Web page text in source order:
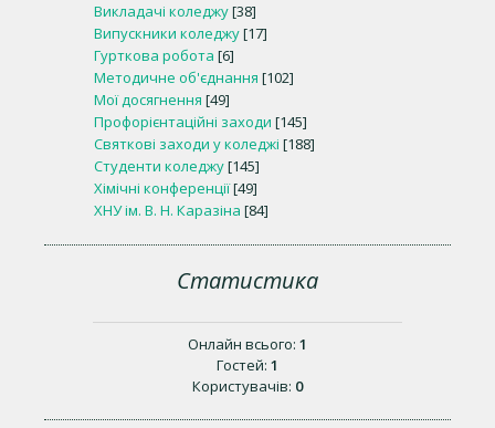
Викладачі коледжу[38]
Випускники коледжу[17]
Гурткова робота [6]
Методичне об'єднання [102]
Мої досягнення [49]
Профорієнтаційні заходи [145]
Святкові заходи у коледжі [188]
Студенти коледжу[145]
Хімічні конференції[49]
ХНУ ім. В. Н. Каразіна [84]
Статистика
Онлайн всього: 1
Гостей: 1
Користувачів: 0